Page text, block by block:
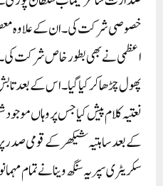
خصوصی شرکت کی۔ان کے علاوہ
اعظمی نے بھی بطور خاص شرکت کی۔
پھول چڑھاکر کیا گیا۔ اس کے بعد
نعتیہ کلام پیش کیا جس پر وہاں
کے بعد ساہتیہ شیکھر کے قومی صدر
سکریٹری سپریہ سنگھ وینا نے تمام